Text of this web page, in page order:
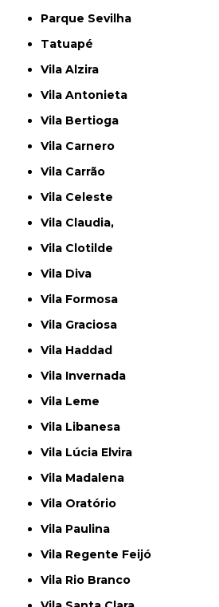
Parque Sevilha
Tatuapé
Vila Alzira
Vila Antonieta
Vila Bertioga
Vila Carnero
Vila Carrão
Vila Celeste
Vila Claudia,
Vila Clotilde
Vila Diva
Vila Formosa
Vila Graciosa
Vila Haddad
Vila Invernada
Vila Leme
Vila Libanesa
Vila Lúcia Elvira
Vila Madalena
Vila Oratório
Vila Paulina
Vila Regente Feijó
Vila Rio Branco